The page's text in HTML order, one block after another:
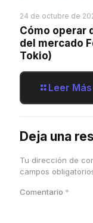
24 de octubre de
Cómo operar
del mercado
Tokio)
Leer Más
Deja una
Tu dirección de
campos
Comentario *